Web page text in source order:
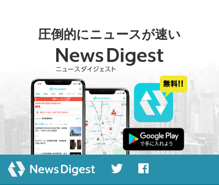
圧倒的にニュースが速い